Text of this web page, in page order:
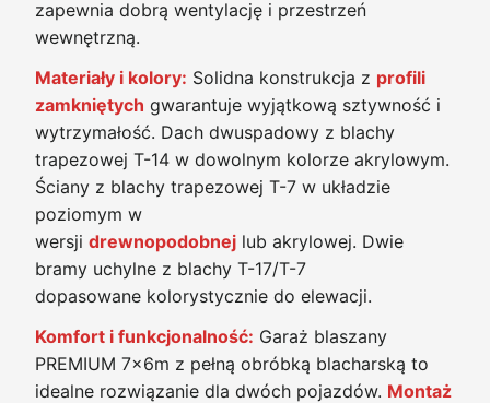
zapewnia dobrą wentylację i przestrzeń
wewnętrzną.
Materiały i kolory: Solidna konstrukcja z profili
zamkniętych gwarantuje wyjątkową sztywność i
wytrzymałość. Dach dwuspadowy z blachy
trapezowej T-14 w dowolnym kolorze akrylowym.
Ściany z blachy trapezowej T-7 w układzie
poziomym w
wersji drewnopodobnej lub akrylowej. Dwie
bramy uchylne z blachy T-17/T-7
dopasowane kolorystycznie do elewacji.
Komfort i funkcjonalność: Garaż blaszany
PREMIUM 7x6m z pełną obróbką blacharską to
idealne rozwiązanie dla dwóch pojazdów. Montaż